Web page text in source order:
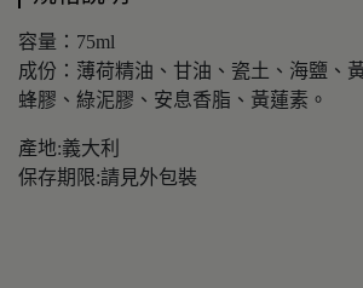
容量：75ml
成份：薄荷精油、甘油、瓷土、海鹽、
蜂膠、綠泥膠、安息香脂、黃蓮素。
產地:義大利
保存期限:請見外包裝